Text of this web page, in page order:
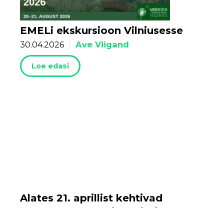
EMELi ekskursioon Vilniusesse
30.04.2026 Ave Viigand
Loe edasi
Alates 21. aprillist kehtivad